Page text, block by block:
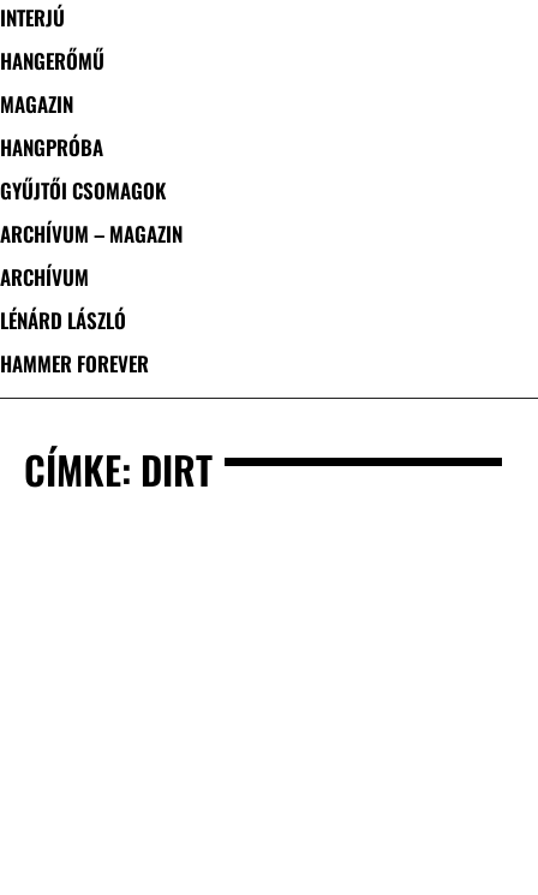
INTERJÚ
HANGERŐMŰ
MAGAZIN
HANGPRÓBA
GYŰJTŐI CSOMAGOK
ARCHÍVUM – MAGAZIN
ARCHÍVUM
LÉNÁRD LÁSZLÓ
HAMMER FOREVER
CÍMKE: DIRT